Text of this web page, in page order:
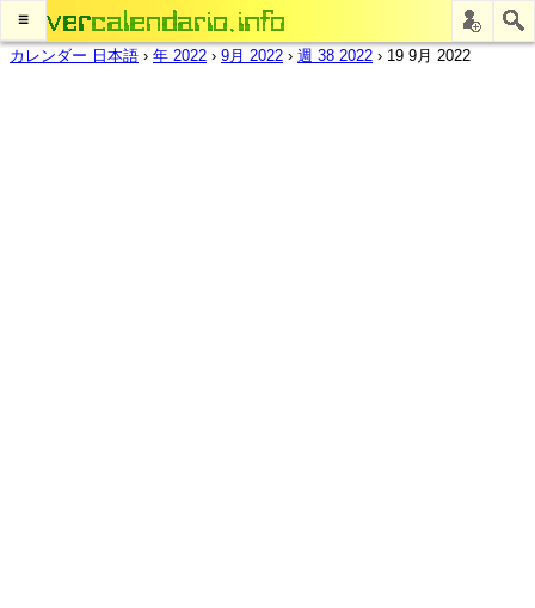
≡
カレンダー 日本語 › 年 2022 › 9月 2022 › 週 38 2022 › 19 9月 2022